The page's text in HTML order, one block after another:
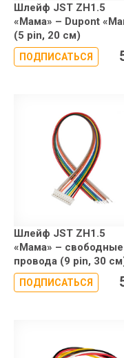
Шлейф JST ZH1.5
«Мама» – Dupont
(5 pin, 20 см)
ПОДПИСАТЬСЯ
Шлейф JST ZH1.5
«Мама» – свободные
провода (9 pin, 30
ПОДПИСАТЬСЯ